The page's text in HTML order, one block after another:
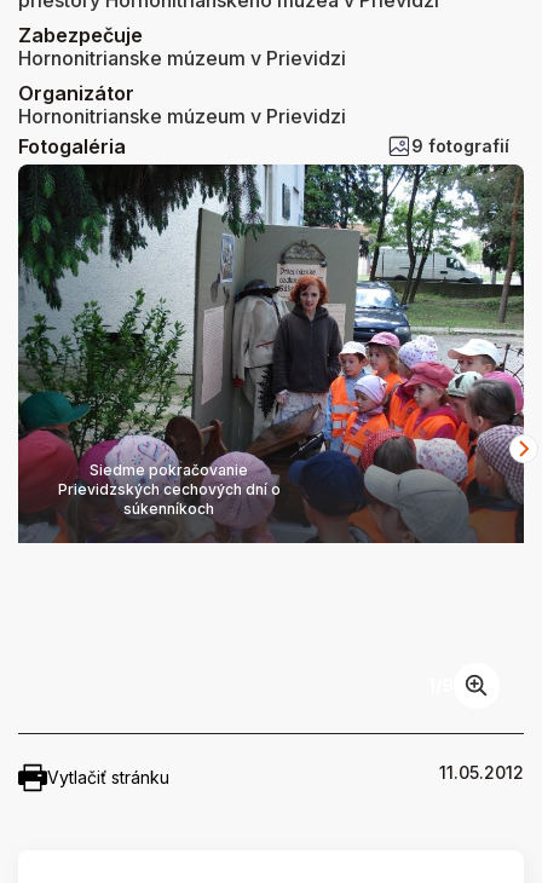
Zabezpečuje
Hornonitrianske múzeum v Prievidzi
Organizátor
Hornonitrianske múzeum v Prievidzi
Fotogaléria
9 fotografií
Siedme pokračovanie
Prievidzských cechových dní o
súkenníkoch
Vytlačiť stránku 11.05.2012